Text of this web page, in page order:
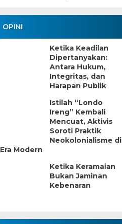
OPINI
Ketika Keadilan
Dipertanyakan:
Antara Hukum,
Integritas, dan
Harapan Publik
Istilah “Londo
Ireng” Kembali
Mencuat, Aktivis
Soroti Praktik
Neokolonialisme di
Era Modern
Ketika Keramaian
Bukan Jaminan
Kebenaran